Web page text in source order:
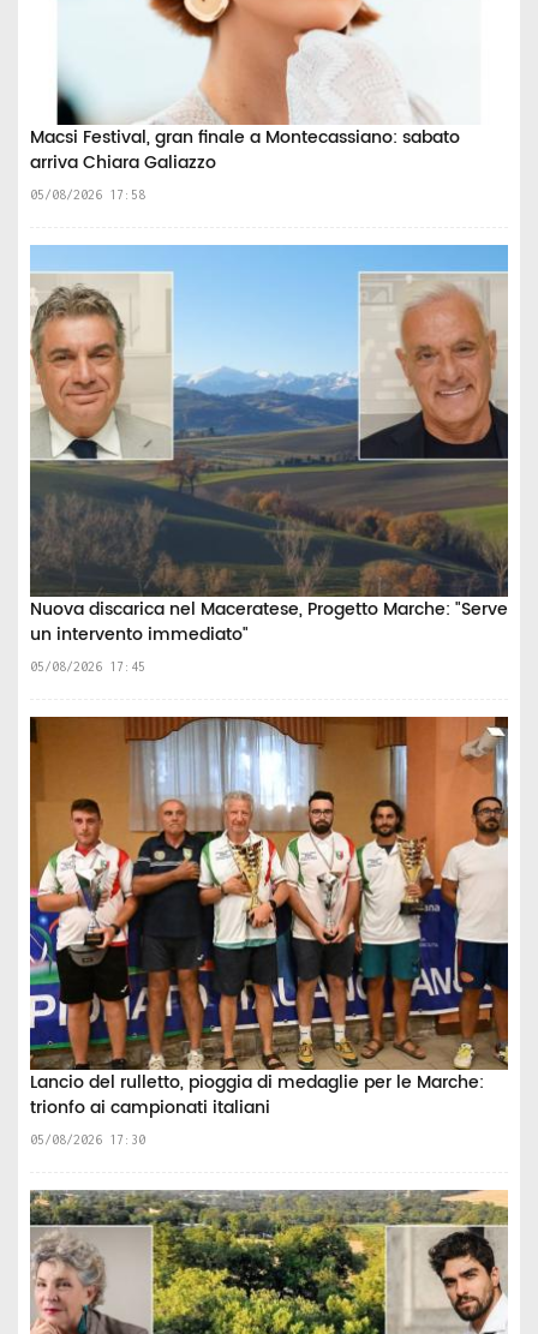
Macsi Festival, gran finale a Montecassiano: sabato
arriva Chiara Galiazzo
05/08/2026 17:58
Nuova discarica nel Maceratese, Progetto Marche: "Serve
un intervento immediato"
05/08/2026 17:45
Lancio del rulletto, pioggia di medaglie per le Marche:
trionfo ai campionati italiani
05/08/2026 17:30